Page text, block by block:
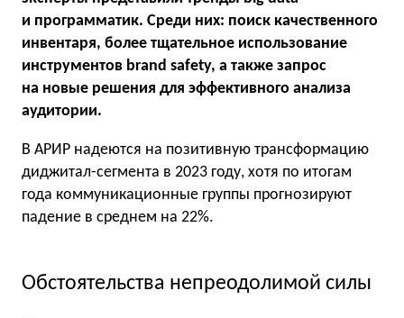
и программатик. Среди них: поиск качественного
инвентаря, более тщательное использование
инструментов brand safety, а также запрос
на новые решения для эффективного анализа
аудитории.
В АРИР надеются на позитивную трансформацию
диджитал-сегмента в 2023 году, хотя по итогам
года коммуникационные группы прогнозируют
падение в среднем на 22%.
Обстоятельства непреодолимой силы